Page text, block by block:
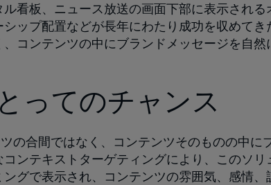
看板、ニュース放送の画面下部に表示される
ップ配置などが長年にわたり成功を収めてき
コンテンツの中にブランドメッセージを自然
ってのチャンス
の合間ではなく、コンテンツそのものの中に
コンテキストターゲティングにより、このソ
グで表示され、コンテンツの雰囲気、感情、